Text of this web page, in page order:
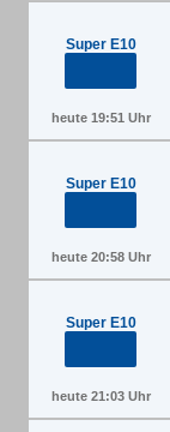
Super E10
heute 19:51 Uhr
Super E10
heute 20:58 Uhr
Super E10
heute 21:03 Uhr